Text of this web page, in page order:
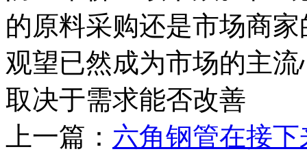
的原料采购还是市场商
观望已然成为市场的主
取决于需求能否改善
上一篇： 六角钢管在接